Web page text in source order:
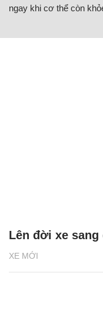
ngay khi cơ thể còn
XE MỚI
Lên đời xe